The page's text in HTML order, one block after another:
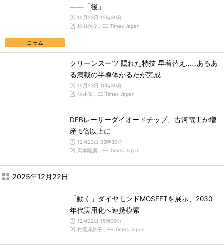
コラム
――「後」
12月23日 12時30分
杉山康介，EE Times Japan
クリーンスーツ 隠れた特技 早着替え……あるあ
る満載の半導体かるたが完成
12月23日 10時30分
浅井涼，EE Times Japan
DFBレーザーダイオードチップ、古河電工が増
産 5倍以上に
12月23日 09時30分
馬本隆綱，EE Times Japan
2025年12月22日
「動く」ダイヤモンドMOSFETを展示、2030
年代実用化へ連携模索
12月22日 15時39分
村尾麻悠子，EE Times Japan